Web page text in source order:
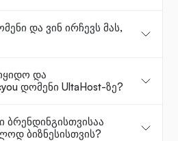
და ვინ ირჩევს მას,
და
დომენი UltaHost-ზე?
ბრენდინგისთვისაა
ბიზნესისთვის?